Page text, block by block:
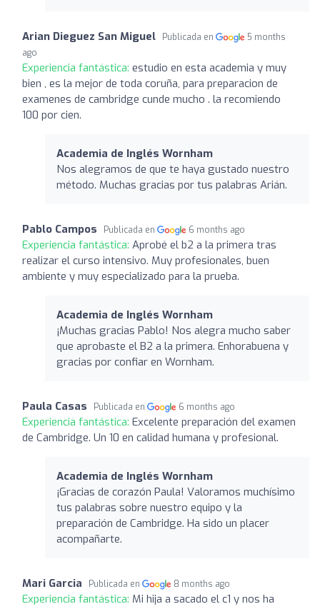
Arian Dieguez San Miguel Publicada en
5 months
ago
Experiencia fantástica: estudio en esta academia y muy
bien , es la mejor de toda coruña, para preparacion de
examenes de cambridge cunde mucho . la recomiendo
100 por cien.
Academia de Inglés Wornham
Nos alegramos de que te haya gustado nuestro
método. Muchas gracias por tus palabras Arián.
Pablo Campos Publicada en 6 months ago
Experiencia fantástica: Aprobé el b2 a la primera tras
realizar el curso intensivo. Muy profesionales, buen
ambiente y muy especializado para la prueba.
Academia de Inglés Wornham
¡Muchas gracias Pablo! Nos alegra mucho saber
que aprobaste el B2 a la primera. Enhorabuena y
gracias por confiar en Wornham.
Paula Casas Publicada en 6 months ago
Experiencia fantástica: Excelente preparación del examen
de Cambridge. Un 10 en calidad humana y profesional.
Academia de Inglés Wornham
¡Gracias de corazón Paula! Valoramos muchísimo
tus palabras sobre nuestro equipo y la
preparación de Cambridge. Ha sido un placer
acompañarte.
Mari Garcia Publicada en 8 months ago
Experiencia fantástica: Mi hija a sacado el c1 y nos ha